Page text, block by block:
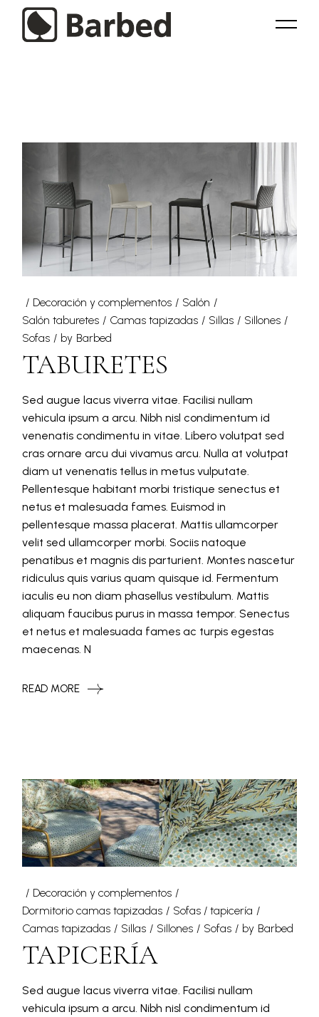
content
Decoración y complementos
Salón
Salón taburetes
Camas tapizadas Sillas
Sillones
Sofas
by Barbed
TABURETES
Sed augue lacus viverra vitae. Facilisi nullam
vehicula ipsum a arcu. Nibh nisl condimentum id
venenatis condimentu in vitae. Libero volutpat sed
cras ornare arcu dui vivamus arcu. Nulla at volutpat
diam ut venenatis tellus in metus vulputate.
Pellentesque habitant morbi tristique senectus et
netus et malesuada fames. Euismod in
pellentesque massa placerat. Mattis ullamcorper
velit sed ullamcorper morbi. Sociis natoque
penatibus et magnis dis parturient. Montes nascetur
ridiculus quis varius quam quisque id. Fermentum
iaculis eu non diam phasellus vestibulum. Mattis
aliquam faucibus purus in massa tempor. Senectus
et netus et malesuada fames ac turpis egestas
maecenas. N
READ MORE
Decoración y complementos
Dormitorio camas tapizadas
Sofas / tapicería
Camas tapizadas
Sillas Sillones Sofas by Barbed
TAPICERÍA
Sed augue lacus viverra vitae. Facilisi nullam
vehicula ipsum a arcu. Nibh nisl condimentum id